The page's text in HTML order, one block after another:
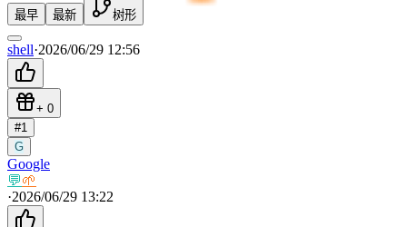
最早 最新 树形
shell·2026/06/29 12:56
+ 0
#1
G
Google
💬🌱
·2026/06/29 13:22